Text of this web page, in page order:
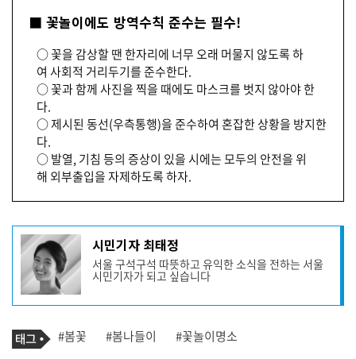
■ 꽃놀이에도 방역수칙 준수는 필수!
○ 꽃을 감상할 땐 한자리에 너무 오래 머물지 않도록 하
여 사회적 거리두기를 준수한다.
○ 꽃과 함께 사진을 찍을 때에도 마스크를 벗지 않아야 한
다.
○ 제시된 동선(우측통행)을 준수하여 혼잡한 상황을 방지한
다.
○ 발열, 기침 등의 증상이 있을 시에는 모두의 안전을 위
해 외부출입을 자제하도록 하자.
기
사
작
성
자
프
필
시민기자 최태정
서울 구석구석 따뜻하고 유익한 소식을 전하는 서울
시민기자가 되고 싶습니다
기
사
태
그
#봄꽃 #봄나들이 #꽃놀이명소